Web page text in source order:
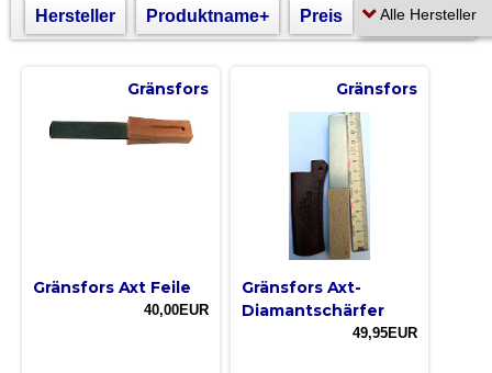
Hersteller Produktname+ Preis
Gränsfors
Gränsfors Axt Feile
40,00EUR
Gränsfors
Gränsfors Axt-
Diamantschärfer
49,95EUR